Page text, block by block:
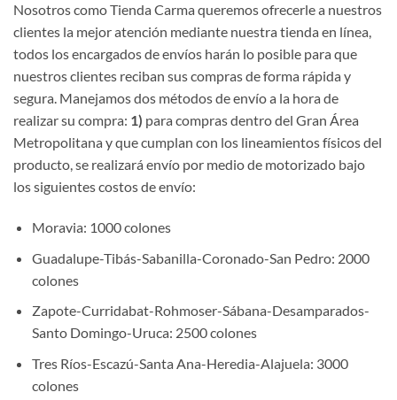
Nosotros como Tienda Carma queremos ofrecerle a nuestros
clientes la mejor atención mediante nuestra tienda en línea,
todos los encargados de envíos harán lo posible para que
nuestros clientes reciban sus compras de forma rápida y
segura. Manejamos dos métodos de envío a la hora de
realizar su compra: 1) para compras dentro del Gran Área
Metropolitana y que cumplan con los lineamientos físicos del
producto, se realizará envío por medio de motorizado bajo
los siguientes costos de envío:
Moravia: 1000 colones
Guadalupe-Tibás-Sabanilla-Coronado-San Pedro: 2000
colones
Zapote-Curridabat-Rohmoser-Sábana-Desamparados-
Santo Domingo-Uruca: 2500 colones
Tres Ríos-Escazú-Santa Ana-Heredia-Alajuela: 3000
colones